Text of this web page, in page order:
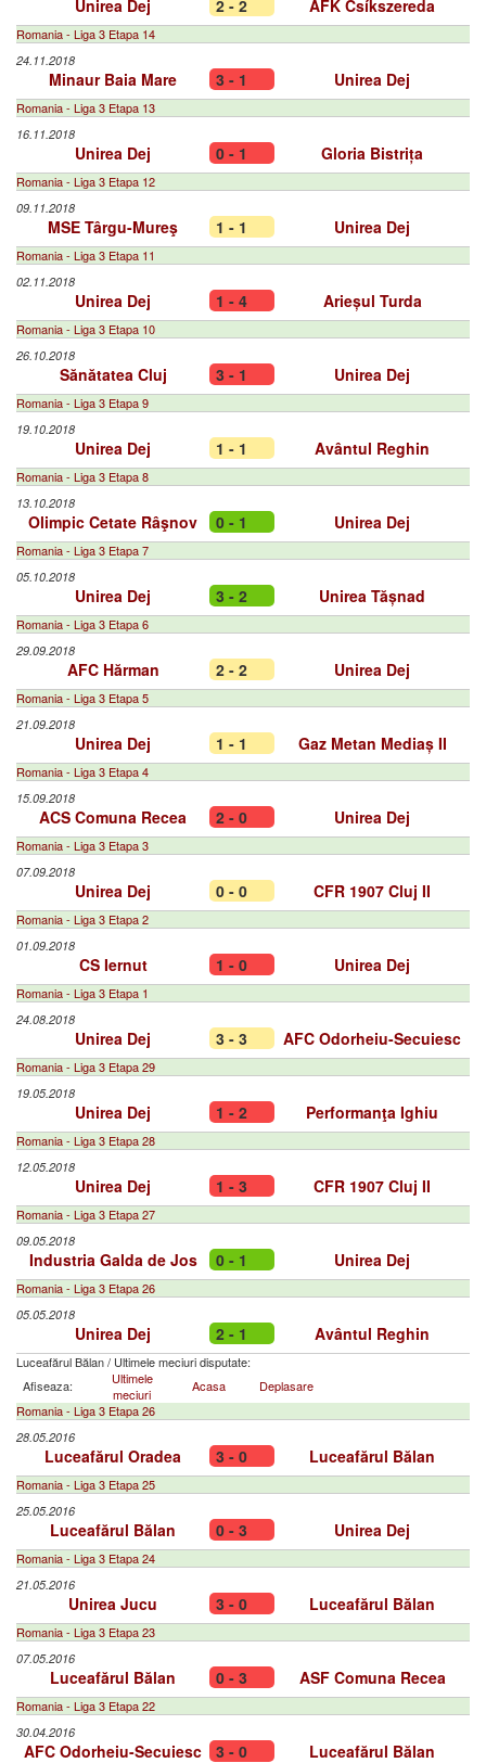
Unirea Dej 2 - 2 AFK Csíkszereda
Romania - Liga 3 Etapa 14
24.11.2018
Minaur Baia Mare 3 - 1 Unirea Dej
Romania - Liga 3 Etapa 13
16.11.2018
Unirea Dej 0 - 1 Gloria Bistrița
Romania - Liga 3 Etapa 12
09.11.2018
MSE Târgu-Mureş 1 - 1 Unirea Dej
Romania - Liga 3 Etapa 11
02.11.2018
Unirea Dej 1 - 4 Arieșul Turda
Romania - Liga 3 Etapa 10
26.10.2018
Sănătatea Cluj 3 - 1 Unirea Dej
Romania - Liga 3 Etapa 9
19.10.2018
Unirea Dej 1 - 1 Avântul Reghin
Romania - Liga 3 Etapa 8
13.10.2018
Olimpic Cetate Râşnov 0 - 1 Unirea Dej
Romania - Liga 3 Etapa 7
05.10.2018
Unirea Dej 3 - 2 Unirea Tășnad
Romania - Liga 3 Etapa 6
29.09.2018
AFC Hărman 2 - 2 Unirea Dej
Romania - Liga 3 Etapa 5
21.09.2018
Unirea Dej 1 - 1 Gaz Metan Mediaș II
Romania - Liga 3 Etapa 4
15.09.2018
ACS Comuna Recea 2 - 0 Unirea Dej
Romania - Liga 3 Etapa 3
07.09.2018
Unirea Dej 0 - 0 CFR 1907 Cluj II
Romania - Liga 3 Etapa 2
01.09.2018
CS Iernut 1 - 0 Unirea Dej
Romania - Liga 3 Etapa 1
24.08.2018
Unirea Dej 3 - 3 AFC Odorheiu-Secuiesc
Romania - Liga 3 Etapa 29
19.05.2018
Unirea Dej 1 - 2 Performanţa Ighiu
Romania - Liga 3 Etapa 28
12.05.2018
Unirea Dej 1 - 3 CFR 1907 Cluj II
Romania - Liga 3 Etapa 27
09.05.2018
Industria Galda de Jos 0 - 1 Unirea Dej
Romania - Liga 3 Etapa 26
05.05.2018
Unirea Dej 2 - 1 Avântul Reghin
Luceafărul Bălan/ Ultimele meciuri disputate:
Afiseaza:
Ultimele
meciuri
Acasa
Deplasare
Romania - Liga 3 Etapa 26
28.05.2016
Luceafărul Oradea 3 - 0 Luceafărul Bălan
Romania - Liga 3 Etapa 25
25.05.2016
Luceafărul Bălan 0 - 3 Unirea Dej
Romania - Liga 3 Etapa 24
21.05.2016
Unirea Jucu 3 - 0 Luceafărul Bălan
Romania - Liga 3 Etapa 23
07.05.2016
Luceafărul Bălan 0 - 3 ASF Comuna Recea
Romania - Liga 3 Etapa 22
30.04.2016
AFC Odorheiu-Secuiesc 3 - 0 Luceafărul Bălan